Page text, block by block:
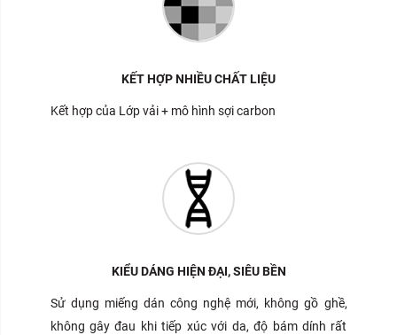
KẾT HỢP NHIỀU CHẤT LIỆU
Kết hợp của Lớp vải + mô hình sợi carbon
KIỂU DÁNG HIỆN ĐẠI, SIÊU BỀN
Sử dụng miếng dán công nghệ mới, không gồ ghề,
không gây đau khi tiếp xúc với da, độ bám dính rất